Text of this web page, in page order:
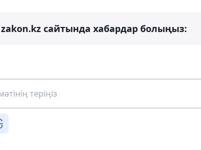
сайтында хабардар болыңыз: